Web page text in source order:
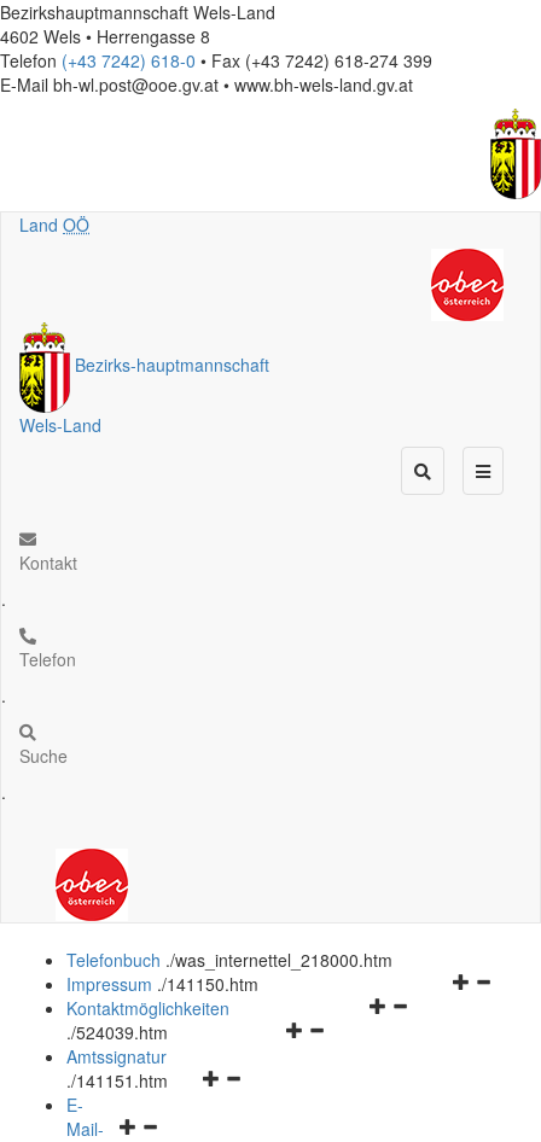
Bezirkshauptmannschaft Wels-Land
4602 Wels • Herrengasse 8
Telefon (+43 7242) 618-0 • Fax (+43 7242) 618-274 399
E-Mail bh-wl.post@ooe.gv.at • www.bh-wels-land.gv.at
Land OÖ
Bezirks-hauptmannschaft
Wels-Land
Kontakt
.
Telefon
.
Suche
.
Telefonbuch ./was_internettel_218000.htm
Navigationsmenü
Impressum ./141150.htm
Navigationsmenü
Kontaktmöglichkeiten
./524039.htm
Navigationsmenü
Amtssignatur
./141151.htm
Navigationsmenü
E-
Mail-